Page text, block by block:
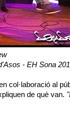
- EH Sona
col·laboració al
de què van.